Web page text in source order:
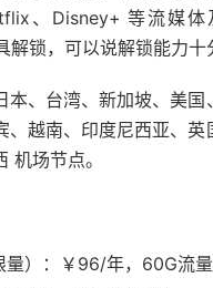
、Disney+ 等流媒体
锁，可以说解锁能力十
本、台湾、新加坡、美国
、越南、印度尼西亚、英
机场节点。
）：￥96/年，60G流量